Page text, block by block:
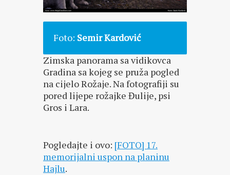
Foto: Semir Kardović
Zimska panorama sa vidikovca
Gradina sa kojeg se pruža pogled
na cijelo Rožaje. Na fotografiji su
pored lijepe rožajke Đulije, psi
Gros i Lara.
Pogledajte i ovo: [FOTO] 17.
memorijalni uspon na planinu
Hajlu.